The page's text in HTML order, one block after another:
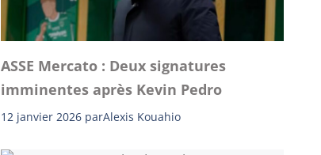
ASSE Mercato : Deux signatures
imminentes après Kevin Pedro
12 janvier 2026 parAlexis Kouahio